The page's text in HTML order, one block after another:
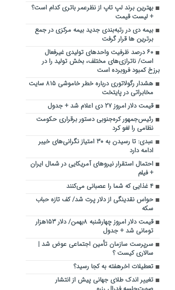
بهترین برند لپ تاپ از نظرعمر باتری کدام است؟
+ لیست قیمت
بیمه دی در رتبه‌بندی جدید بیمه مرکزی در جمع
برترین ها قرار گرفت
۶۰ درصد ظرفیت واحدهای تولیدی غیرفعال
است/ ناترازی‌های مختلف، بخش تولید را در
برزخ کمبود فروبرده است
هشدار رگولاتوری درباره خطر خاموشی ۸۱۵ سایت
مخابراتی در پایتخت
قیمت دلار امروز ۲۷ دی اعلام شد + جدول
رئیس‌جمهور کره‌جنوبی دستور برقراری حکومت
نظامی را لغو کرد
عبدی: تا رسیدن به ۳۰ امتیاز نگرانی‌های خیبر
ادامه دارد
احتمال استقرار نیروهای آمریکایی در شمال ایران
+ فیلم
۴ غذایی که شما را عصبانی می‌کنند
حواس نقدینگی از دلار پرت شد/ کف تازه حباب
سکه
قیمت دلار امروز چهارشنبه ۸بهمن/ دلار ۱۵۳هزار
تومانی شد + جدول
سرپرست سازمان تأمین اجتماعی عوض شد |
سالاری کیست ؟
تعطیلات اخرهفته به کجا رسید؟
تغییر اندک طلای جهانی پیش از انتشار